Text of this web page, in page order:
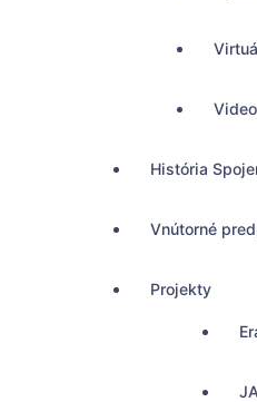
História
Vnútorné
Projekty